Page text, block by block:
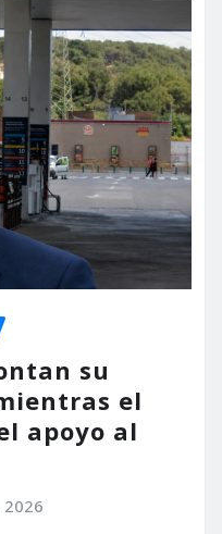
su
el
apoyo al
2026